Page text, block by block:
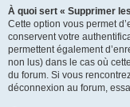
À quoi sert « Supprimer
Cette option vous permet
conservent votre
permettent également
non lus) dans le cas où
du forum. Si vous
déconnexion au forum,